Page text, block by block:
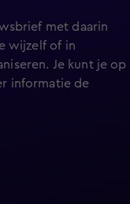
met daarin
wijzelf of in
Je kunt je op
informatie de